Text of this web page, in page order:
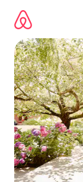
Inhalten
springen